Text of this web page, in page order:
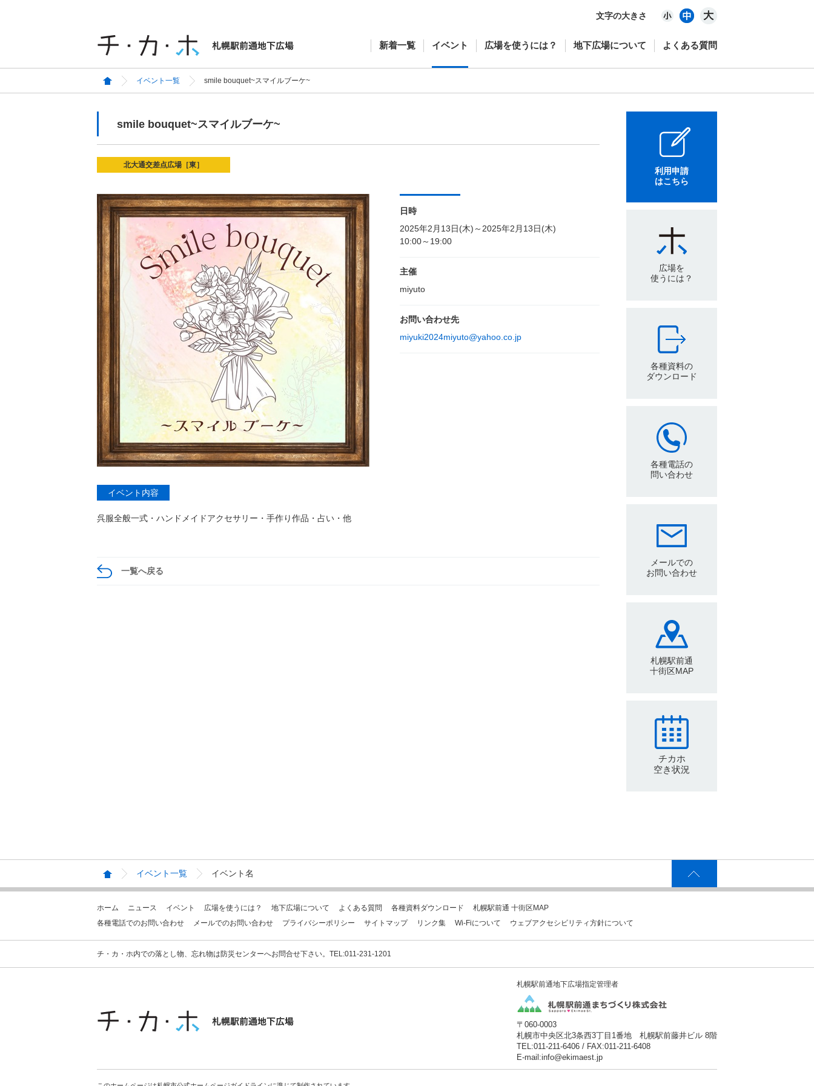
文字の大きさ
新着一覧 イベント 広場を使うには？ 地下広場について よくある質問
イベント一覧 smile bouquet~スマイルブーケ~
smile bouquet~スマイルブーケ~
北大通交差点広場［東］
日時
2025年2月13日(木)～2025年2月13日(木)
10:00～19:00
主催
miyuto
お問い合わせ先
miyuki2024miyuto@yahoo.co.jp
イベント内容
呉服全般一式・ハンドメイドアクセサリー・手作り作品・占い・他
一覧へ戻る
利用申請
はこちら
広場を
使うには？
各種資料の
ダウンロード
各種電話の
問い合わせ
メールでの
お問い合わせ
札幌駅前通
十街区MAP
チカホ
空き状況
イベント一覧 イベント名
ホーム ニュース イベント 広場を使うには？ 地下広場について よくある質問 各種資料ダウンロード
札幌駅前通 十街区MAP
各種電話でのお問い合わせ
メールでのお問い合わせ プライバシーポリシー サイトマップ リンク集 Wi-Fiについて ウェブアクセシビリティ方針について
チ・カ・ホ内での落とし物、忘れ物は防災センターへお問合せ下さい。TEL:011-231-1201
札幌駅前通地下広場指定管理者
〒060-0003
札幌市中央区北3条西3丁目1番地 札幌駅前藤井ビル 8階
TEL:011-211-6406 / FAX:011-211-6408
E-mail:info@ekimaest.jp